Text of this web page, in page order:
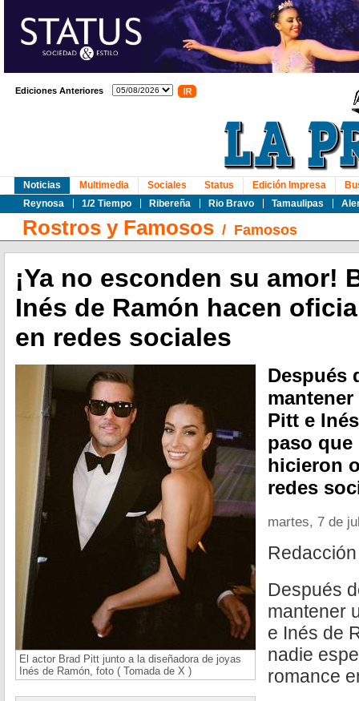
Ediciones Anteriores
Noticias
Reynosa
1/2 Tiempo Ribereña Rio Bravo Tamaulipas
Multimedia Sociales Status Edición Impresa
Rostros y Famosos / Famosos
¡Ya no esconden su amor!
Inés de Ramón hacen
en redes sociales
El actor Brad Pitt junto a la diseñadora de joyas
Inés de Ramón, foto ( Tomada de X )
Después
Pitt e
paso que
hicieron
redes
martes, 7 de
Redacción
Después
mantener
e Inés de
nadie
romance